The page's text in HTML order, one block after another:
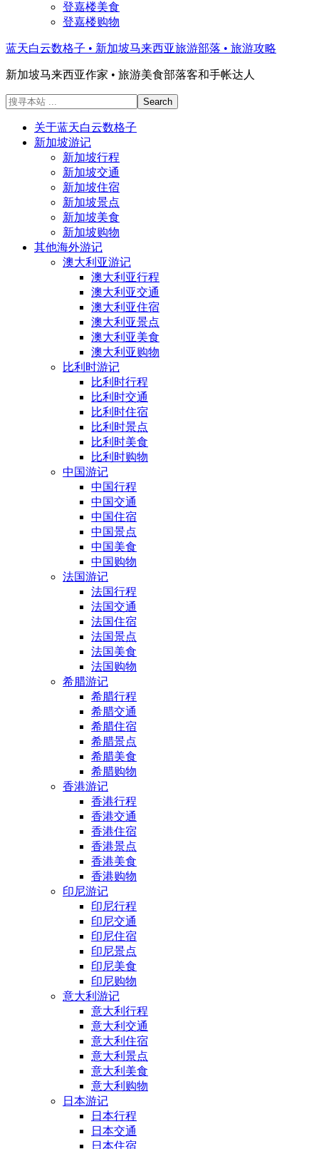
登嘉楼美食
登嘉楼购物
蓝天白云数格子 • 新加坡马来西亚旅游部落 • 旅游攻略
新加坡马来西亚作家 • 旅游美食部落客和手帐达人
搜
关于蓝天白云数格子
新加坡游记
新加坡行程
新加坡交通
新加坡住宿
新加坡景点
新加坡美食
新加坡购物
其他海外游记
澳大利亚游记
澳大利亚行程
澳大利亚交通
澳大利亚住宿
澳大利亚景点
澳大利亚美食
澳大利亚购物
比利时游记
比利时行程
比利时交通
比利时住宿
比利时景点
比利时美食
比利时购物
中国游记
中国行程
中国交通
中国住宿
中国景点
中国美食
中国购物
法国游记
法国行程
法国交通
法国住宿
法国景点
法国美食
法国购物
希腊游记
希腊行程
希腊交通
希腊住宿
希腊景点
希腊美食
希腊购物
香港游记
香港行程
香港交通
香港住宿
香港景点
香港美食
香港购物
印尼游记
印尼行程
印尼交通
印尼住宿
印尼景点
印尼美食
印尼购物
意大利游记
意大利行程
意大利交通
意大利住宿
意大利景点
意大利美食
意大利购物
日本游记
日本行程
日本交通
日本住宿